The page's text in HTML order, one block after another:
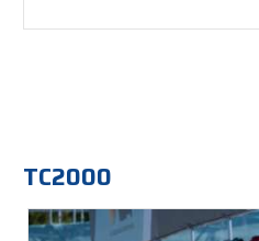
TC2000